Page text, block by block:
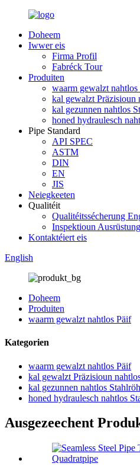
Doheem
Iwwer eis
Firma Profil
Fabréck Tour
Produiten
waarm gewalzt nahtlos
kal gewalzt Präzisioun
kal gezunnen nahtlos
honed hydraulesch
Pipe Standard
API SPEC
ASTM
DIN
EN
JIS
Neiegkeeten
Qualitéit
Qualitéitssécherung
Inspektioun
Kontaktéiert eis
English
Doheem
Produiten
waarm gewalzt nahtlos Päif
Kategorien
waarm gewalzt nahtlos Päif
kal gewalzt Präzisioun
kal gezunnen nahtlos
honed hydraulesch nahtlos
Ausgezeechent